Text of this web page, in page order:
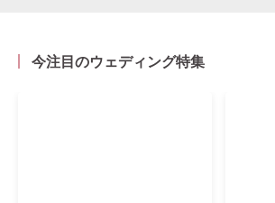
今注目のウェディング特集